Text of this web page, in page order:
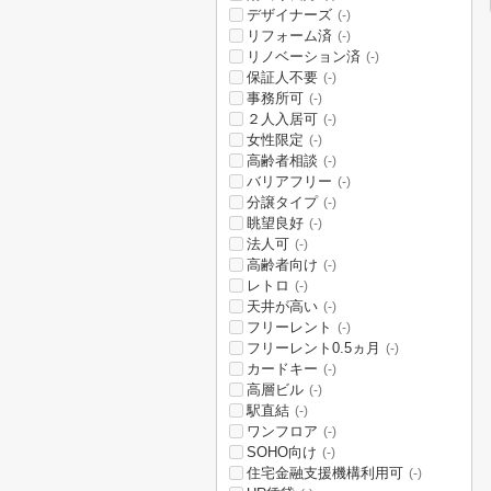
デザイナーズ (-)
リフォーム済 (-)
リノベーション済 (-)
保証人不要 (-)
事務所可 (-)
２人入居可 (-)
女性限定 (-)
高齢者相談 (-)
バリアフリー (-)
分譲タイプ (-)
眺望良好 (-)
法人可 (-)
高齢者向け (-)
レトロ (-)
天井が高い (-)
フリーレント (-)
フリーレント0.5ヵ月 (-)
カードキー (-)
高層ビル (-)
駅直結 (-)
ワンフロア (-)
SOHO向け (-)
住宅金融支援機構利用可 (-)